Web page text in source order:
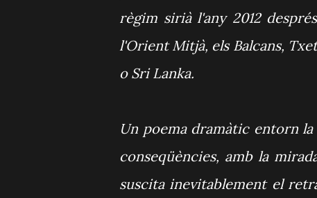
règim sirià l'any 2012
l'Orient Mitjà, els Balcans,
o Sri Lanka.
Un poema dramàtic entorn
conseqüències, amb la
suscita inevitablement el